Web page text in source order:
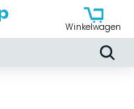
Winkelwagen